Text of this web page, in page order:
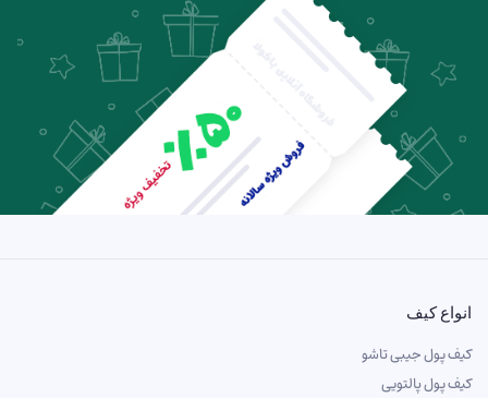
انواع کیف
کیف پول جیبی تاشو
کیف پول پالتویی